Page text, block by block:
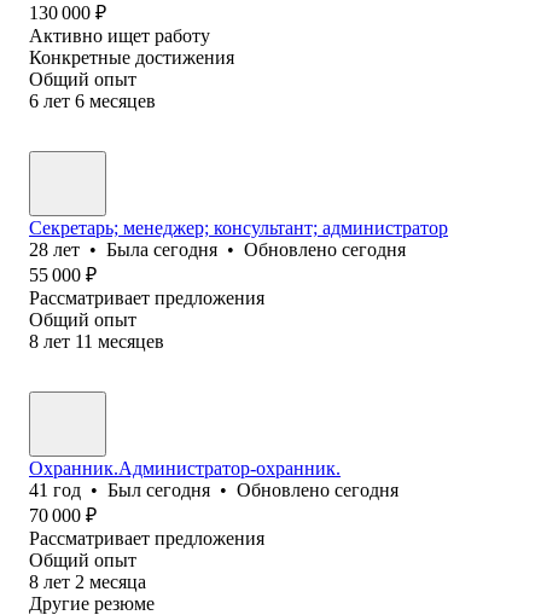
130 000 ₽
Активно ищет работу
Конкретные достижения
Общий опыт
6 лет 6 месяцев
Секретарь; менеджер; консультант; администратор
28 лет • Была сегодня • Обновлено сегодня
55 000 ₽
Рассматривает предложения
Общий опыт
8 лет 11 месяцев
Охранник.Администратор-охранник.
41 год • Был сегодня • Обновлено сегодня
70 000 ₽
Рассматривает предложения
Общий опыт
8 лет 2 месяца
Другие резюме